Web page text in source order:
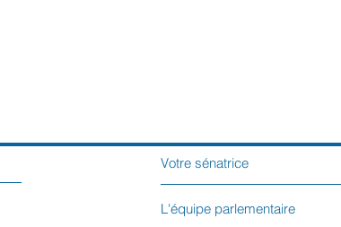
Votre sénatrice
L'équipe parlementaire